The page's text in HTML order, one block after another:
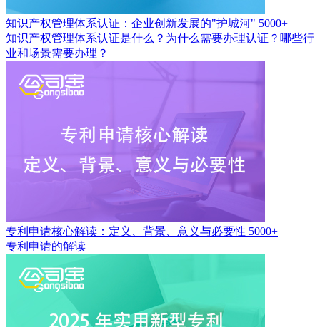
知识产权管理体系认证：企业创新发展的"护城河" 5000+
知识产权管理体系认证是什么？为什么需要办理认证？哪些行
业和场景需要办理？
专利申请核心解读：定义、背景、意义与必要性 5000+
专利申请的解读